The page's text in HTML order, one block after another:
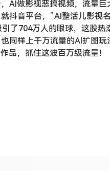
AI做影视恶搞视频，流量巨
抖音平台，”AI整活儿影视
了704万人的眼球，这股热
同样上千万流量的AI扩图
品，抓住这波百万级流量！